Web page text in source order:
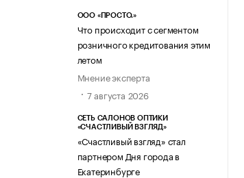
ООО «ПРОСТО.»
Что происходит с сегментом
розничного кредитования этим
летом
Мнение эксперта
7 августа 2026
СЕТЬ САЛОНОВ ОПТИКИ
«СЧАСТЛИВЫЙ ВЗГЛЯД»
«Счастливый взгляд» стал
партнером Дня города в
Екатеринбурге